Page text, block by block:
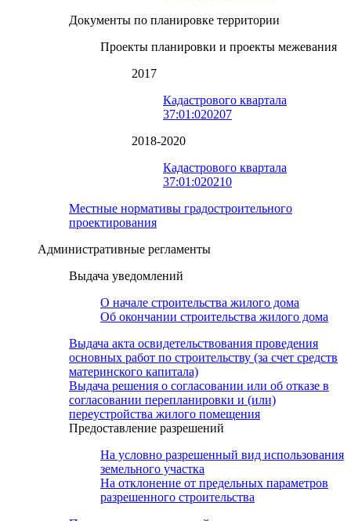
Документы по планировке территории
Проекты планировки и проекты межевания
2017
Кадастрового квартала
37:01:020207
2018-2020
Кадастрового квартала
37:01:020210
Местные нормативы градостроительного
проектирования
Административные регламенты
Выдача уведомлений
О начале строительства жилого дома
Об окончании строительства жилого дома
Выдача акта освидетельствования проведения
основных работ по строительству (за счет средств
материнского капитала)
Выдача решения о согласовании или об отказе в
согласовании перепланировки и (или)
переустройства жилого помещения
Предоставление разрешений
На условно разрешенный вид использования
земельного участка
На отклонение от предельных параметров
разрешенного строительства